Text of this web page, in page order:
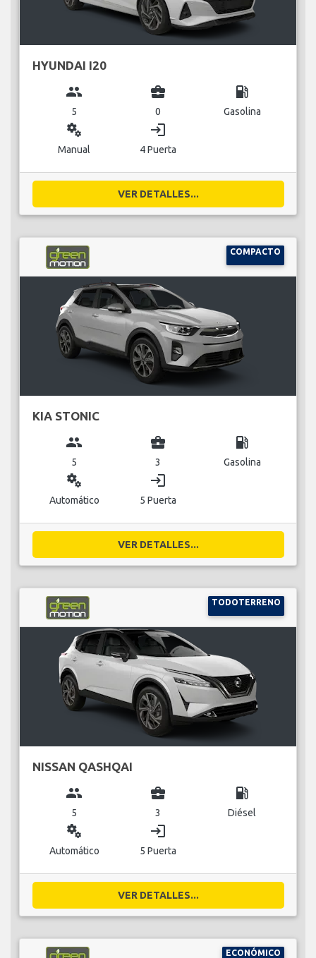
HYUNDAI I20
group
5
business_center
0
local_gas_station
Gasolina
miscellaneous_services
Manual
login
4 Puerta
VER DETALLES...
COMPACTO
KIA STONIC
group
5
business_center
3
local_gas_station
Gasolina
miscellaneous_services
Automático
login
5 Puerta
VER DETALLES...
TODOTERRENO
NISSAN QASHQAI
group
5
business_center
3
local_gas_station
Diésel
miscellaneous_services
Automático
login
5 Puerta
VER DETALLES...
ECONÓMICO